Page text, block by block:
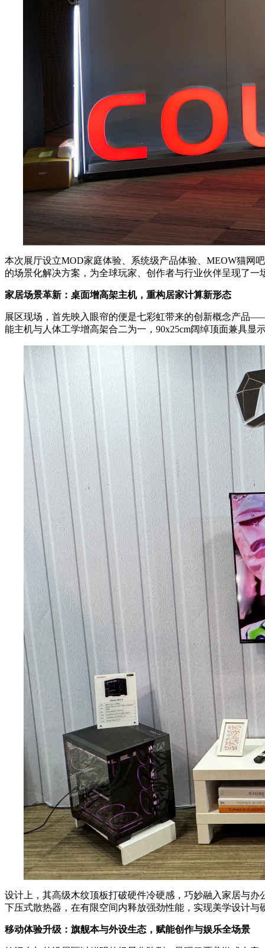
本次展厅设立MOD家庭体验、系统级产品体验、MEOW猫网
的场景化解决方案，为全球玩家、创作者与行业伙伴呈现了一
家居场景革新：桌面增高架主机，重构居家计算新形态
展区现场，首先映入眼帘的便是七彩虹带来的创新概念产品
能主机与人体工学增高架合二为一，90x25cm阔绰顶面兼具显
设计上，其高级木纹顶板打破硬件冷硬感，巧妙融入家居与
下压式散热器，在有限空间内释放强劲性能，实现美学设计与
移动体验升级：旗舰本与外设生态，赋能创作与娱乐全场景